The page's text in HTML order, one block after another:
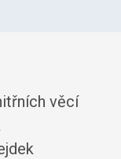
věcí